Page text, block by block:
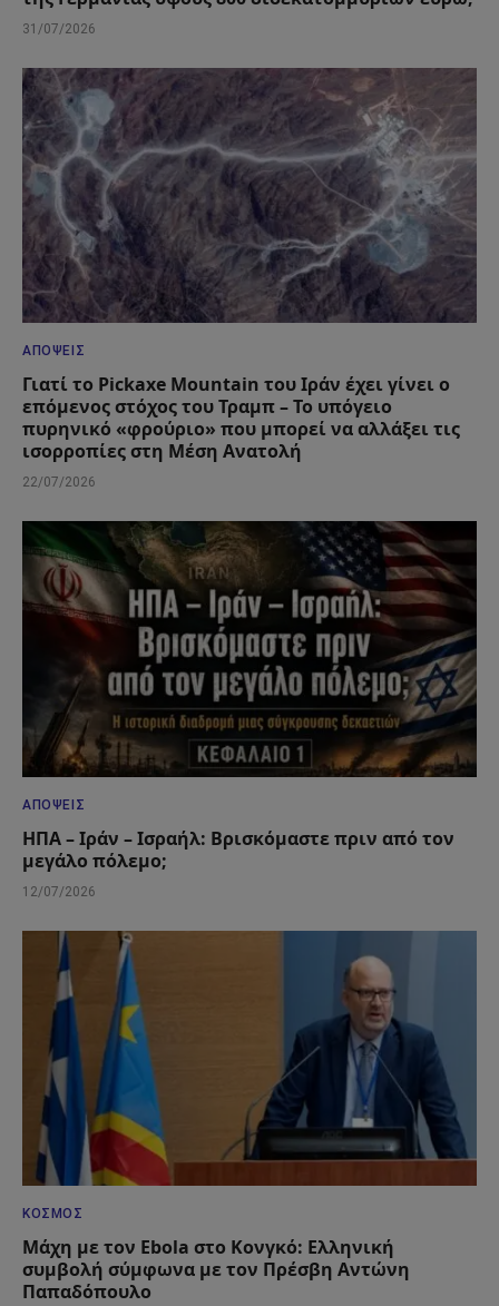
31/07/2026
ΑΠΌΨΕΙΣ
Γιατί το Pickaxe Mountain του Ιράν έχει γίνει ο
επόμενος στόχος του Τραμπ – Το υπόγειο
πυρηνικό «φρούριο» που μπορεί να αλλάξει τις
ισορροπίες στη Μέση Ανατολή
22/07/2026
ΑΠΌΨΕΙΣ
ΗΠΑ – Ιράν – Ισραήλ: Βρισκόμαστε πριν από τον
μεγάλο πόλεμο;
12/07/2026
ΚΌΣΜΟΣ
Μάχη με τον Ebola στο Κονγκό: Ελληνική
συμβολή σύμφωνα με τον Πρέσβη Αντώνη
Παπαδόπουλο